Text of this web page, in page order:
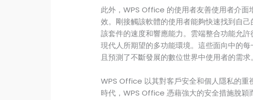
此外，WPS Office 的使用者友善使用者介
效。剛接觸該軟體的使用者能夠快速找到自
該套件的速度和響應能力。雲端整合功能允
現代人所期望的多功能環境。這些面向中的
且預測了不斷發展的數位世界中使用者的需求。
WPS Office 以其對客戶安全和個人隱私的重
時代，WPS Office 憑藉強大的安全措施脫穎